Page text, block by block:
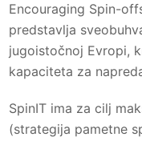
Encouraging Spin-
predstavlja
jugoistočnoj Evropi,
kapaciteta za
SpinIT ima za cilj
(strategija pametne